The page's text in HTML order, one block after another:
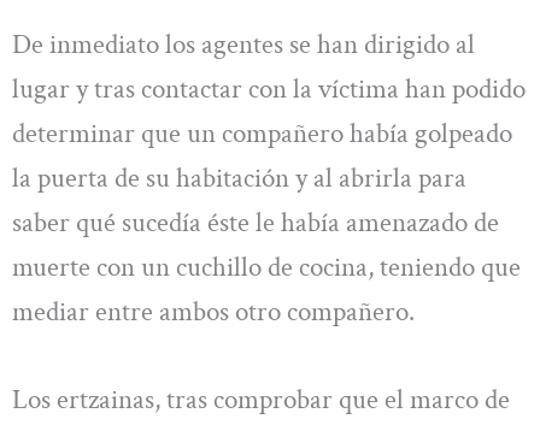
De inmediato los agentes se han dirigido al
lugar y tras contactar con la víctima han podido
determinar que un compañero había golpeado
la puerta de su habitación y al abrirla para
saber qué sucedía éste le había amenazado de
muerte con un cuchillo de cocina, teniendo que
mediar entre ambos otro compañero.
Los ertzainas, tras comprobar que el marco de